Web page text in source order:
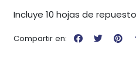
Incluye 10 hojas de repuesto
Compartir en: